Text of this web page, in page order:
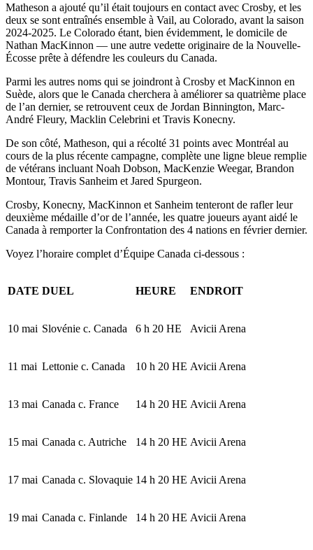
Matheson a ajouté qu’il était toujours en contact avec Crosby, et les
deux se sont entraînés ensemble à Vail, au Colorado, avant la saison
2024-2025. Le Colorado étant, bien évidemment, le domicile de
Nathan MacKinnon — une autre vedette originaire de la Nouvelle-
Écosse prête à défendre les couleurs du Canada.
Parmi les autres noms qui se joindront à Crosby et MacKinnon en
Suède, alors que le Canada cherchera à améliorer sa quatrième place
de l’an dernier, se retrouvent ceux de Jordan Binnington, Marc-
André Fleury, Macklin Celebrini et Travis Konecny.
De son côté, Matheson, qui a récolté 31 points avec Montréal au
cours de la plus récente campagne, complète une ligne bleue remplie
de vétérans incluant Noah Dobson, MacKenzie Weegar, Brandon
Montour, Travis Sanheim et Jared Spurgeon.
Crosby, Konecny, MacKinnon et Sanheim tenteront de rafler leur
deuxième médaille d’or de l’année, les quatre joueurs ayant aidé le
Canada à remporter la Confrontation des 4 nations en février dernier.
Voyez l’horaire complet d’Équipe Canada ci-dessous :
DATE DUEL HEURE ENDROIT
10 mai Slovénie c. Canada 6 h 20 HE Avicii Arena
11 mai Lettonie c. Canada 10 h 20 HE Avicii Arena
13 mai Canada c. France 14 h 20 HE Avicii Arena
15 mai Canada c. Autriche 14 h 20 HE Avicii Arena
17 mai Canada c. Slovaquie 14 h 20 HE Avicii Arena
19 mai Canada c. Finlande 14 h 20 HE Avicii Arena